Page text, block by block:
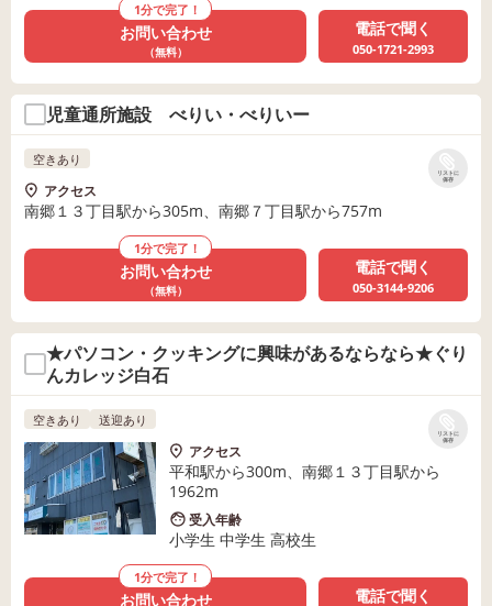
1分で完了！
お問い合わせ
（無料）
電話で聞く
050-1721-2993
児童通所施設 べりい・べりいー
リストに
保存
空きあり
アクセス
南郷１３丁目駅から305m、南郷７丁目駅から757m
1分で完了！
お問い合わせ
（無料）
電話で聞く
050-3144-9206
★パソコン・クッキングに興味があるならなら★ぐり
んカレッジ白石
リストに
保存
空きあり 送迎あり
アクセス
平和駅から300m、南郷１３丁目駅から
1962m
受入年齢
小学生 中学生 高校生
1分で完了！
お問い合わせ 電話で聞く